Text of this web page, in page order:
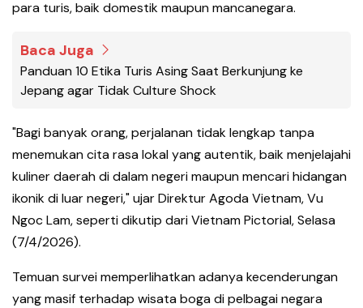
para turis, baik domestik maupun mancanegara.
Baca Juga
Panduan 10 Etika Turis Asing Saat Berkunjung ke
Jepang agar Tidak Culture Shock
"Bagi banyak orang, perjalanan tidak lengkap tanpa
menemukan cita rasa lokal yang autentik, baik menjelajahi
kuliner daerah di dalam negeri maupun mencari hidangan
ikonik di luar negeri," ujar Direktur Agoda Vietnam, Vu
Ngoc Lam, seperti dikutip dari Vietnam Pictorial, Selasa
(7/4/2026).
Temuan survei memperlihatkan adanya kecenderungan
yang masif terhadap wisata boga di pelbagai negara